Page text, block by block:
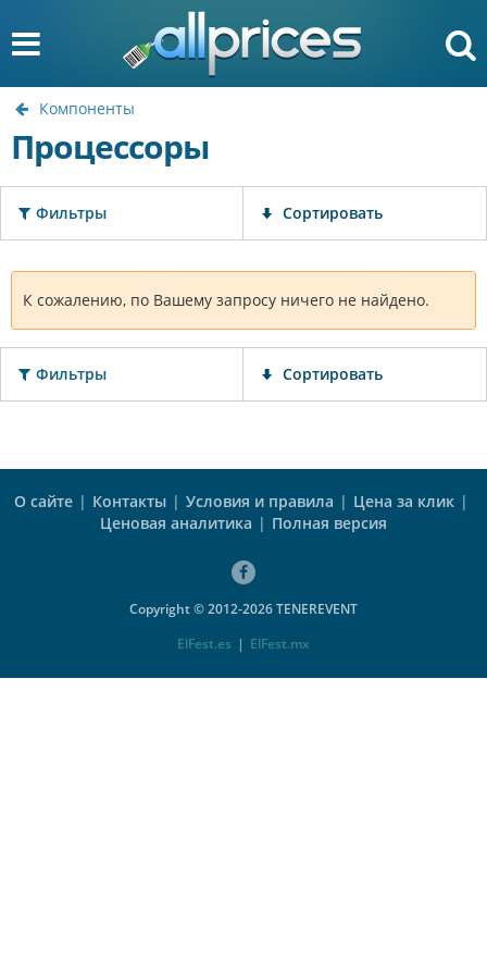
Компоненты
Процессоры
Фильтры Сортировать
К сожалению, по Вашему запросу ничего не найдено.
Фильтры Сортировать
О сайте | Контакты | Условия и правила | Цена за клик |
Ценовая аналитика | Полная версия
Copyright © 2012-2026 TENEREVENT
ElFest.es | ElFest.mx